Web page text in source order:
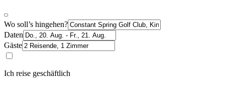
Wo soll’s hingehen?
Daten
Gäste
Ich reise geschäftlich